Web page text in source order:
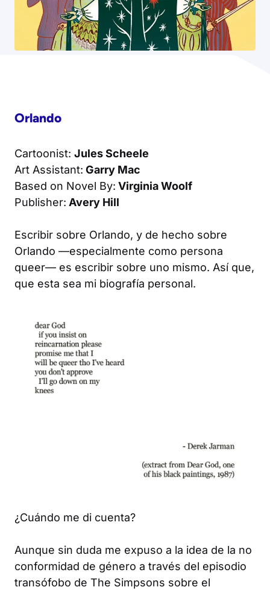
Orlando
Cartoonist: Jules Scheele
Art Assistant: Garry Mac
Based on Novel By: Virginia Woolf
Publisher: Avery Hill
Escribir sobre Orlando, y de hecho sobre
Orlando —especialmente como persona
queer— es escribir sobre uno mismo. Así que,
que esta sea mi biografía personal.
¿Cuándo me di cuenta?
Aunque sin duda me expuso a la idea de la no
conformidad de género a través del episodio
transófobo de The Simpsons sobre el